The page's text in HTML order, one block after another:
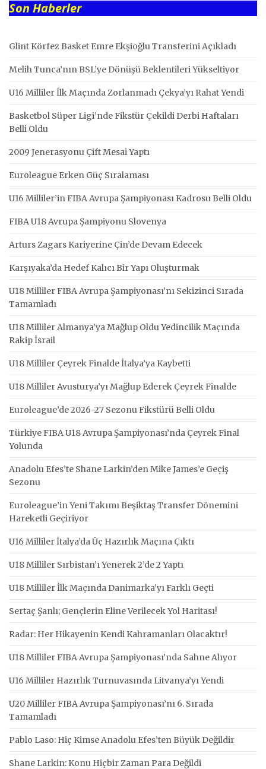
Son Haberler
Glint Körfez Basket Emre Ekşioğlu Transferini Açıkladı
Melih Tunca’nın BSL’ye Dönüşü Beklentileri Yükseltiyor
U16 Milliler İlk Maçında Zorlanmadı Çekya’yı Rahat Yendi
Basketbol Süper Ligi’nde Fikstür Çekildi Derbi Haftaları
Belli Oldu
2009 Jenerasyonu Çift Mesai Yaptı
Euroleague Erken Güç Sıralaması
U16 Milliler’in FIBA Avrupa Şampiyonası Kadrosu Belli Oldu
FIBA U18 Avrupa Şampiyonu Slovenya
Arturs Zagars Kariyerine Çin’de Devam Edecek
Karşıyaka’da Hedef Kalıcı Bir Yapı Oluşturmak
U18 Milliler FIBA Avrupa Şampiyonası’nı Sekizinci Sırada
Tamamladı
U18 Milliler Almanya’ya Mağlup Oldu Yedincilik Maçında
Rakip İsrail
U18 Milliler Çeyrek Finalde İtalya’ya Kaybetti
U18 Milliler Avusturya’yı Mağlup Ederek Çeyrek Finalde
Euroleague’de 2026-27 Sezonu Fikstürü Belli Oldu
Türkiye FIBA U18 Avrupa Şampiyonası’nda Çeyrek Final
Yolunda
Anadolu Efes’te Shane Larkin’den Mike James’e Geçiş
Sezonu
Euroleague’in Yeni Takımı Beşiktaş Transfer Dönemini
Hareketli Geçiriyor
U16 Milliler İtalya’da Üç Hazırlık Maçına Çıktı
U18 Milliler Sırbistan’ı Yenerek 2’de 2 Yaptı
U18 Milliler İlk Maçında Danimarka’yı Farklı Geçti
Sertaç Şanlı; Gençlerin Eline Verilecek Yol Haritası!
Radar: Her Hikayenin Kendi Kahramanları Olacaktır!
U18 Milliler FIBA Avrupa Şampiyonası’nda Sahne Alıyor
U16 Milliler Hazırlık Turnuvasında Litvanya’yı Yendi
U20 Milliler FIBA Avrupa Şampiyonası’nı 6. Sırada
Tamamladı
Pablo Laso: Hiç Kimse Anadolu Efes’ten Büyük Değildir
Shane Larkin: Konu Hiçbir Zaman Para Değildi